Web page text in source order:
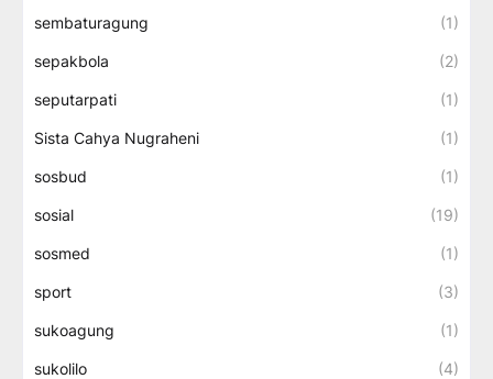
sembaturagung (1)
sepakbola (2)
seputarpati (1)
Sista Cahya Nugraheni (1)
sosbud (1)
sosial (19)
sosmed (1)
sport (3)
sukoagung (1)
sukolilo (4)